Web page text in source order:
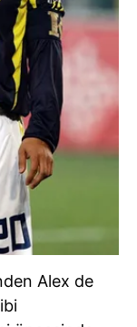
Alex de